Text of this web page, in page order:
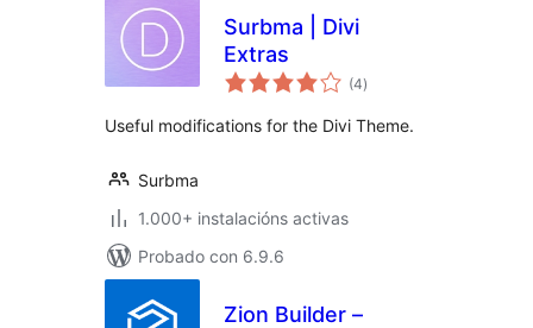
Surbma | Divi
Extras
(4valoracións
totais
)
Useful modifications for the Divi Theme.
Surbma
1.000+ instalacións activas
Probado con 6.9.6
Zion Builder –